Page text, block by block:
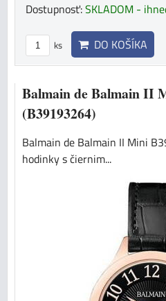
Dostupnosť:SKLADOM -
ks DO KOŠÍKA
Balmain de Balmain II
(B39193264)
Balmain de Balmain II Mini
hodinky s čiernim...